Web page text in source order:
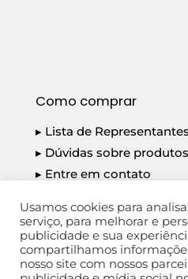
Como comprar
▸ Lista de Representantes
▸ Dúvidas sobre produtos
▸ Entre em contato
Usamos cookies para
serviço, para melhorar e
publicidade e sua
compartilhamos
nosso site com nossos